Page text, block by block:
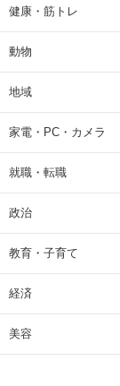
健康・筋トレ
動物
地域
家電・PC・カメラ
就職・転職
政治
教育・子育て
経済
美容